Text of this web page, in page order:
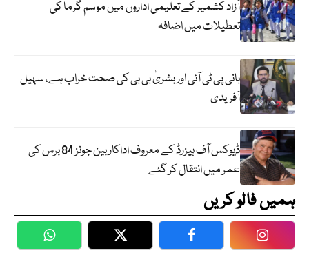
آزاد کشمیر کے تعلیمی اداروں میں موسم گرما کی
تعطیلات میں اضافہ
بانی پی ٹی آئی اور بشریٰ بی بی کی صحت خراب ہے، سہیل
آفریدی
ڈیوکس آف ہیزرڈ کے معروف اداکار بین جونز 84 برس کی
عمر میں انتقال کر گئے
ہمیں فالو کریں
WhatsApp Twitter Facebook